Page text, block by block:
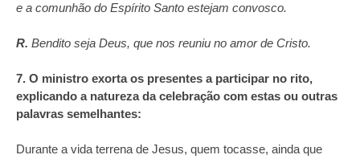
e a comunhão do Espírito Santo estejam convosco.
R. Bendito seja Deus, que nos reuniu no amor de Cristo.
7. O ministro exorta os presentes a participar no rito,
explicando a natureza da celebração com estas ou outras
palavras semelhantes:
Durante a vida terrena de Jesus, quem tocasse, ainda que